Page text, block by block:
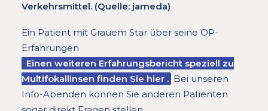
Verkehrsmittel. (Quelle: jameda)
Ein Patient mit Grauem Star über seine OP-
Erfahrungen
Einen weiteren Erfahrungsbericht speziell zu
Multifokallinsen finden Sie hier . Bei unseren
Info-Abenden können Sie anderen Patienten